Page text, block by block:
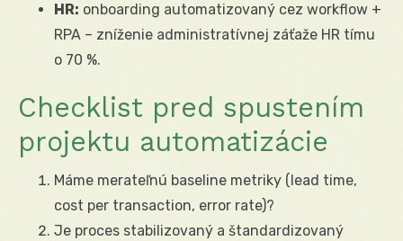
HR: onboarding automatizovaný cez workflow +
RPA – zníženie administratívnej záťaže HR tímu
o 70 %.
Checklist pred spustením
projektu automatizácie
Máme merateľnú baseline metriky (lead time,
cost per transaction, error rate)?
Je proces stabilizovaný a štandardizovaný